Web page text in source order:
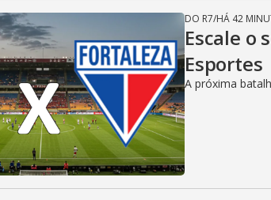
DO R7/HÁ 42
Escale o
Esportes
A próxima